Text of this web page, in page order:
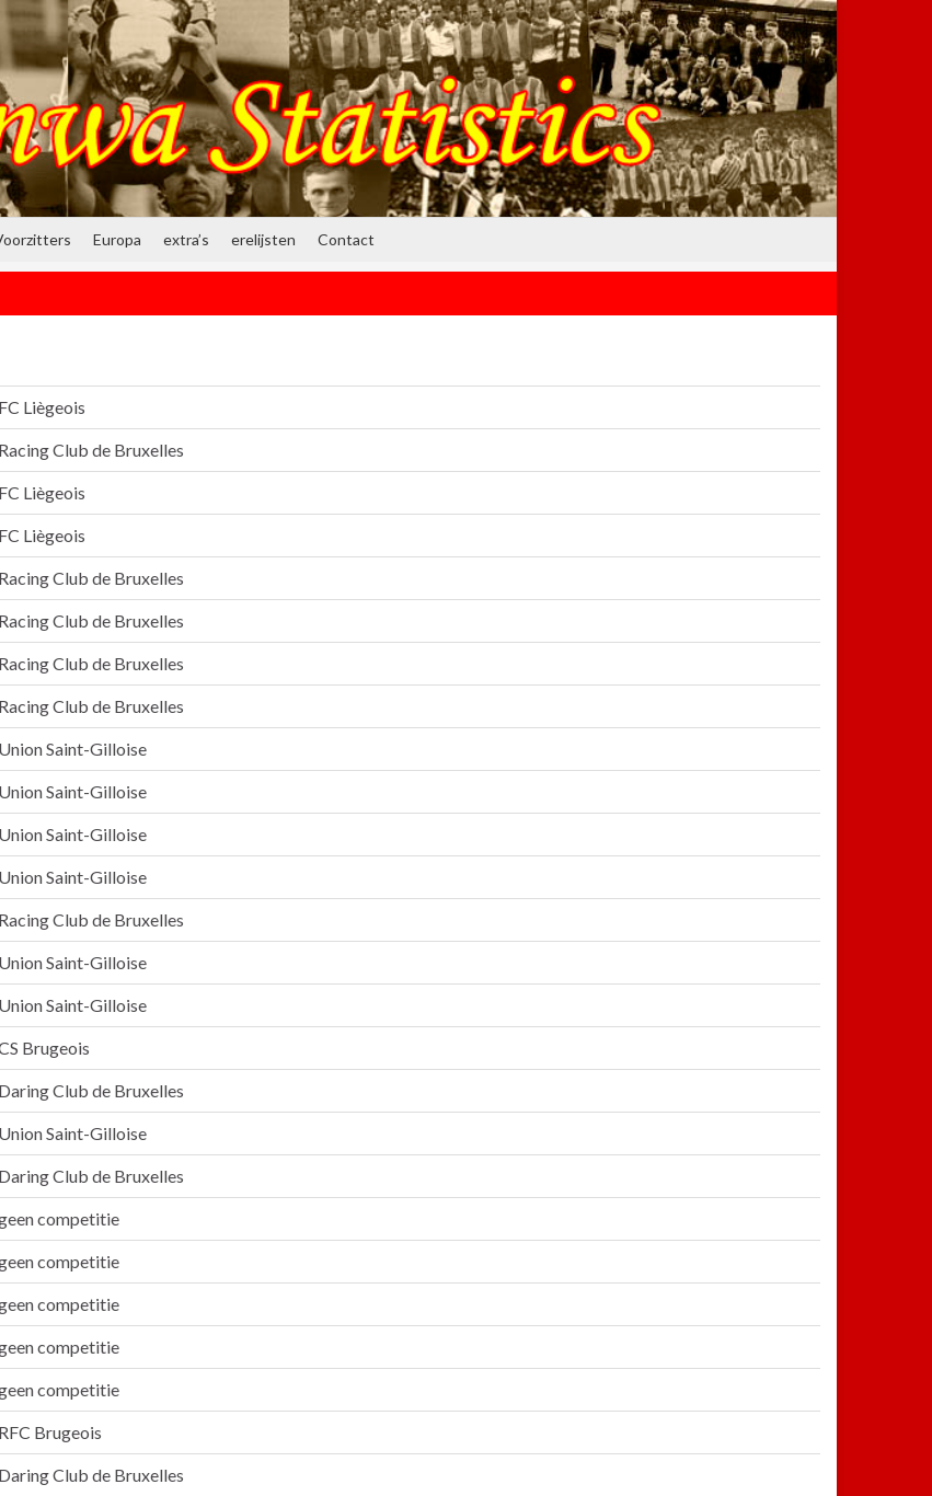
Europa extra’s erelijsten Contact
FC Liègeois
Racing Club de Bruxelles
FC Liègeois
FC Liègeois
Racing Club de Bruxelles
Racing Club de Bruxelles
Racing Club de Bruxelles
Racing Club de Bruxelles
Union Saint-Gilloise
Union Saint-Gilloise
Union Saint-Gilloise
Union Saint-Gilloise
Racing Club de Bruxelles
Union Saint-Gilloise
Union Saint-Gilloise
Brugeois
Daring Club de Bruxelles
Union Saint-Gilloise
Daring Club de Bruxelles
competitie
competitie
competitie
competitie
competitie
RFC Brugeois
Daring Club de Bruxelles